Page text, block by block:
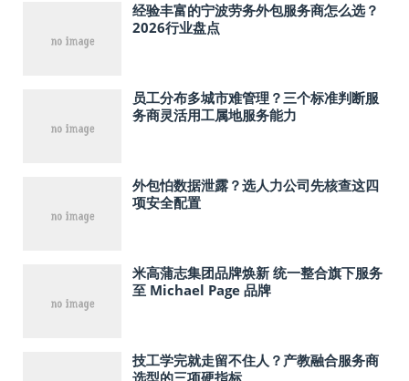
经验丰富的宁波劳务外包服务商怎么选？
2026行业盘点
员工分布多城市难管理？三个标准判断服
务商灵活用工属地服务能力
外包怕数据泄露？选人力公司先核查这四
项安全配置
米高蒲志集团品牌焕新 统一整合旗下服务
至 Michael Page 品牌
技工学完就走留不住人？产教融合服务商
选型的三项硬指标